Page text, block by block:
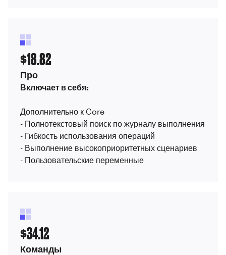
$18.82
Про
Включает в себя:
Дополнительно к Core
- Полнотекстовый поиск по журналу выполнения
- Гибкость использования операций
- Выполнение высокоприоритетных сценариев
- Пользовательские переменные
$34.12
Команды